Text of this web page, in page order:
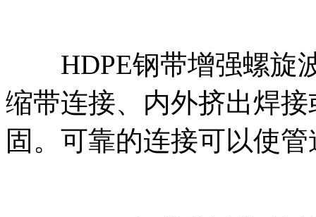
HDPE钢带增强螺旋
缩带连接、内外挤出焊
固。可靠的连接可以使